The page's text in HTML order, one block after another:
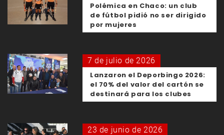
Polémica en Chaco: un club
de fútbol pidió no ser dirigido
por mujeres
7 de julio de 2026
Lanzaron el Deporbingo 2026:
el 70% del valor del cartón se
destinará para los clubes
23 de junio de 2026